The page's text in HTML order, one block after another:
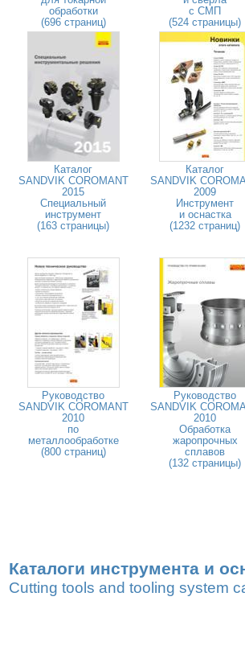
обработки
(696 страниц)
с СМП
(524 страницы)
Каталог
SANDVIK COROMANT
2015
Специальный
инструмент
(163 страницы)
Каталог
SANDVIK
2009
Инструмент
и оснастка
(1232 страниц)
Руководство
SANDVIK COROMANT
2010
по
металлообработке
(800 страниц)
Руководство
SANDVIK
2010
Обработка
жаропрочных
сплавов
(132 страницы)
Каталоги инструмента и
Cutting tools and tooling system